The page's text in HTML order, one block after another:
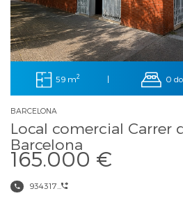
59 m2 | 0
BARCELONA
Local comercial Carrer
Barcelona
165.000 €
934317...